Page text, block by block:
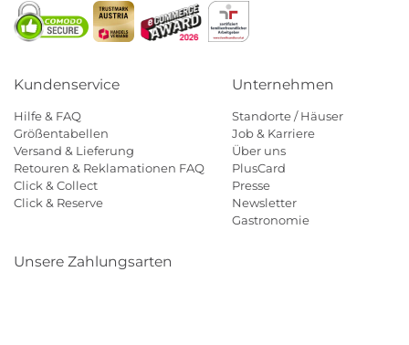
Kundenservice
Hilfe & FAQ
Größentabellen
Versand & Lieferung
Retouren & Reklamationen FAQ
Click & Collect
Click & Reserve
Unternehmen
Standorte / Häuser
Job & Karriere
Über uns
PlusCard
Presse
Newsletter
Gastronomie
Unsere Zahlungsarten